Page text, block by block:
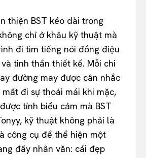
thiện BST kéo dài trong
chỉ ở khâu kỹ thuật mà
đi tìm tiếng nói đồng điệu
tinh thần thiết kế. Mỗi chi
đường may được cân nhắc
đi sự thoải mái khi mặc,
tính biểu cảm mà BST
kỹ thuật không phải là
công cụ để thể hiện một
đầy nhân văn: cái đẹp